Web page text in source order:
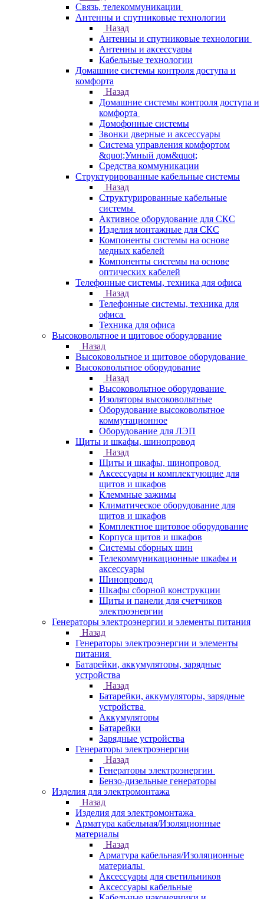
Связь, телекоммуникации
Антенны и спутниковые технологии
Назад
Антенны и спутниковые технологии
Антенны и аксессуары
Кабельные технологии
Домашние системы контроля доступа и
комфорта
Назад
Домашние системы контроля доступа и
комфорта
Домофонные системы
Звонки дверные и аксессуары
Система управления комфортом
&quot;Умный дом&quot;
Средства коммуникации
Структурированные кабельные системы
Назад
Структурированные кабельные
системы
Активное оборудование для СКС
Изделия монтажные для СКС
Компоненты системы на основе
медных кабелей
Компоненты системы на основе
оптических кабелей
Телефонные системы, техника для офиса
Назад
Телефонные системы, техника для
офиса
Техника для офиса
Высоковольтное и щитовое оборудование
Назад
Высоковольтное и щитовое оборудование
Высоковольтное оборудование
Назад
Высоковольтное оборудование
Изоляторы высоковольтные
Оборудование высоковольтное
коммутационное
Оборудование для ЛЭП
Щиты и шкафы, шинопровод
Назад
Щиты и шкафы, шинопровод
Аксессуары и комплектующие для
щитов и шкафов
Клеммные зажимы
Климатическое оборудование для
щитов и шкафов
Комплектное щитовое оборудование
Корпуса щитов и шкафов
Системы сборных шин
Телекоммуникационные шкафы и
аксессуары
Шинопровод
Шкафы сборной конструкции
Щиты и панели для счетчиков
электроэнергии
Генераторы электроэнергии и элементы питания
Назад
Генераторы электроэнергии и элементы
питания
Батарейки, аккумуляторы, зарядные
устройства
Назад
Батарейки, аккумуляторы, зарядные
устройства
Аккумуляторы
Батарейки
Зарядные устройства
Генераторы электроэнергии
Назад
Генераторы электроэнергии
Бензо-дизельные генераторы
Изделия для электромонтажа
Назад
Изделия для электромонтажа
Арматура кабельная/Изоляционные
материалы
Назад
Арматура кабельная/Изоляционные
материалы
Аксессуары для светильников
Аксессуары кабельные